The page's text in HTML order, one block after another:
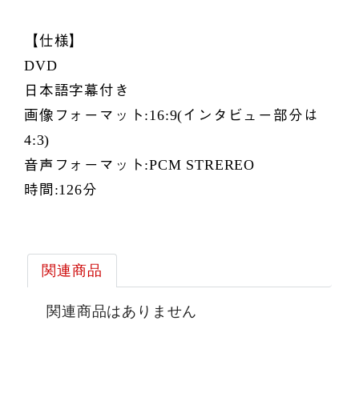
【仕様】
DVD
日本語字幕付き
画像フォーマット:16:9(インタビュー部分は
4:3)
音声フォーマット:PCM STREREO
時間:126分
関連商品
関連商品はありません